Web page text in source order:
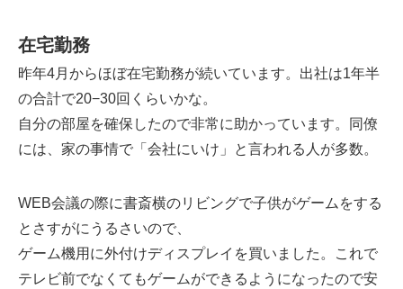
在宅勤務
昨年4月からほぼ在宅勤務が続いています。出社は1年半
の合計で20−30回くらいかな。
自分の部屋を確保したので非常に助かっています。同僚
には、家の事情で「会社にいけ」と言われる人が多数。
WEB会議の際に書斎横のリビングで子供がゲームをする
とさすがにうるさいので、
ゲーム機用に外付けディスプレイを買いました。これで
テレビ前でなくてもゲームができるようになったので安